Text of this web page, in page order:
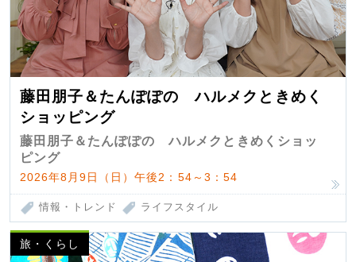
藤田朋子＆たんぽぽの ハルメクときめく
ショッピング
藤田朋子＆たんぽぽの ハルメクときめくショッ
ピング
2026年8月9日（日）午後2：54～3：54
情報・トレンド ライフスタイル
旅・くらし